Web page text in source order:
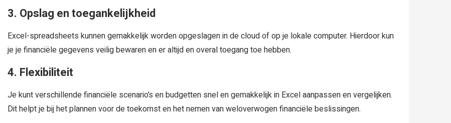
3. Opslag en toegankelijkheid
Excel-spreadsheets kunnen gemakkelijk worden opgeslagen in de cloud of op je lokale computer. Hierdoor kun
je je financiële gegevens veilig bewaren en er altijd en overal toegang toe hebben.
4. Flexibiliteit
Je kunt verschillende financiële scenario’s en budgetten snel en gemakkelijk in Excel aanpassen en vergelijken.
Dit helpt je bij het plannen voor de toekomst en het nemen van weloverwogen financiële beslissingen.